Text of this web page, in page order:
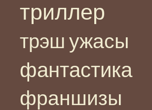
триллер
трэш ужасы
фантастика
франшизы